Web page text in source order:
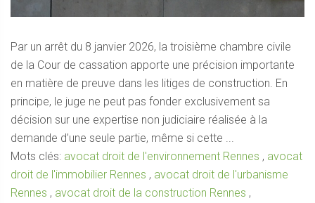
Par un arrêt du 8 janvier 2026, la troisième chambre civile
de la Cour de cassation apporte une précision importante
en matière de preuve dans les litiges de construction. En
principe, le juge ne peut pas fonder exclusivement sa
décision sur une expertise non judiciaire réalisée à la
demande d’une seule partie, même si cette ...
Mots clés: avocat droit de l'environnement Rennes , avocat
droit de l'immobilier Rennes , avocat droit de l'urbanisme
Rennes , avocat droit de la construction Rennes ,